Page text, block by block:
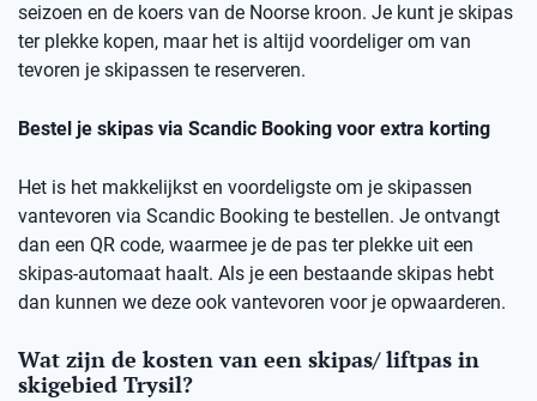
seizoen en de koers van de Noorse kroon. Je kunt je skipas
ter plekke kopen, maar het is altijd voordeliger om van
tevoren je skipassen te reserveren.
Bestel je skipas via Scandic Booking voor extra korting
Het is het makkelijkst en voordeligste om je skipassen
vantevoren via Scandic Booking te bestellen. Je ontvangt
dan een QR code, waarmee je de pas ter plekke uit een
skipas-automaat haalt. Als je een bestaande skipas hebt
dan kunnen we deze ook vantevoren voor je opwaarderen.
Wat zijn de kosten van een skipas/ liftpas in
skigebied Trysil?